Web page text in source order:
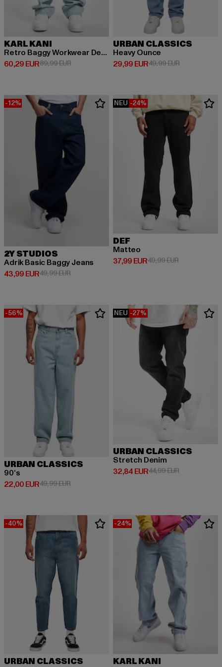
KARL KANI
Retro Baggy Workwear Denim Loose Fit
60,29 EUR
Derzeitiger Preis: 60,29 EUR
89,99 EURAktionspreis: 89,99 EUR
URBAN CLASSICS
Heavy Ounce
29,99 EUR
Derzeitiger Preis: 29,99 EUR
49,99 EURAktionspreis:
-12%
2Y STUDIOS
Adrik Basic Baggy Jeans
43,99 EUR
Derzeitiger Preis: 43,99 EUR
49,99 EURAktionspreis: 49,99 EUR
NEU -24%
DEF
Matteo
37,99 EUR
Derzeitiger Preis: 37,99 EUR
49,99 EURAktionspreis:
-56%
URBAN CLASSICS
90‘s
22,00 EUR
Derzeitiger Preis: 22,00 EUR
49,99 EURAktionspreis: 49,99 EUR
NEU -27%
URBAN CLASSICS
Stretch Denim
32,84 EUR
Derzeitiger Preis: 32,84 EUR
44,99 EURAktionspreis:
-40%
URBAN CLASSICS
-24%
KARL KANI